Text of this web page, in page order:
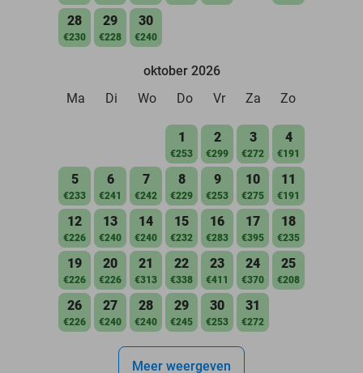
28
€230
29
€228
30
€240
oktober 2026
Ma
Di Wo Do Vr Za Zo
1
€253
2
€299
3
€272
4
€191
5
€233
6
€241
7
€242
8
€229
9
€253
10
€275
11
€191
12
€226
13
€240
14
€240
15
€232
16
€283
17
€395
18
€235
19
€226
20
€226
21
€313
22
€338
23
€411
24
€370
25
€208
26
€226
27
€240
28
€240
29
€245
30
€253
31
€272
Meer weergeven